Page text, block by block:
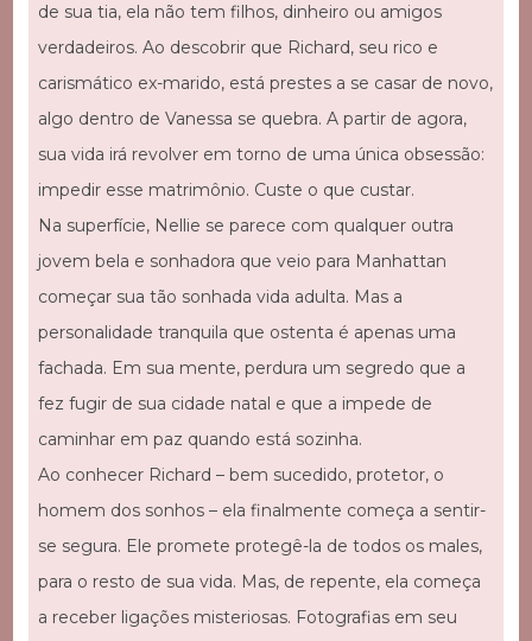
de sua tia, ela não tem filhos, dinheiro ou amigos
verdadeiros. Ao descobrir que Richard, seu rico e
carismático ex-marido, está prestes a se casar de novo,
algo dentro de Vanessa se quebra. A partir de agora,
sua vida irá revolver em torno de uma única obsessão:
impedir esse matrimônio. Custe o que custar.
Na superfície, Nellie se parece com qualquer outra
jovem bela e sonhadora que veio para Manhattan
começar sua tão sonhada vida adulta. Mas a
personalidade tranquila que ostenta é apenas uma
fachada. Em sua mente, perdura um segredo que a
fez fugir de sua cidade natal e que a impede de
caminhar em paz quando está sozinha.
Ao conhecer Richard – bem sucedido, protetor, o
homem dos sonhos – ela finalmente começa a sentir-
se segura. Ele promete protegê-la de todos os males,
para o resto de sua vida. Mas, de repente, ela começa
a receber ligações misteriosas. Fotografias em seu